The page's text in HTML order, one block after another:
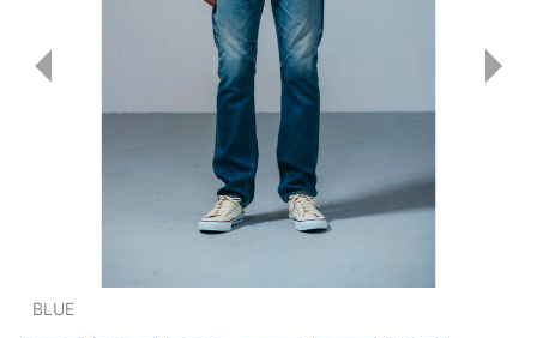
T-SHIRT : Tシャツ
KNIT : ニット
SHIRT : シャツ
OUTERS : アウター
LADIES : レディース
PANTS/SKIRT : パンツ・スカート
BLUE